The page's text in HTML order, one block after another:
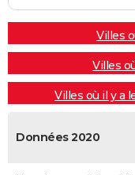
Villes
Villes
Villes où il y a
Données 2020